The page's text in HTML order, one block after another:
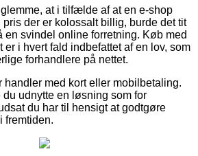
at i tilfælde af at en e-shop
der er kolossalt billig, burde det tit
svindel online forretning. Køb med
i hvert fald indbefattet af en lov, som
forhandlere på nettet.
handler med kort eller mobilbetaling.
udnytte en løsning som for
du har til hensigt at godtgøre
fremtiden.